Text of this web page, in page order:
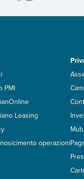
PMI
Leasing
operazioni